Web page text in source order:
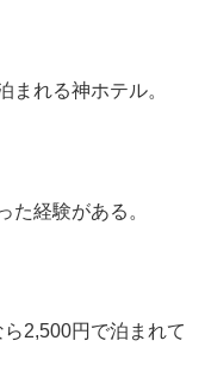
まれる神ホテル。
た経験がある。
2,500円で泊まれて